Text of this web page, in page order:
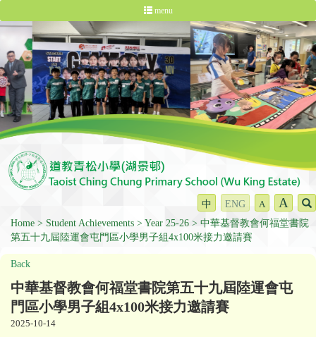
menu
中 ENG A A
Home Student Achievements Year 25-26
中華基督教會何福堂書院
第五十九屆陸運會屯門區小學男子組4x100米接力邀請賽
Back
中華基督教會何福堂書院第五十九屆陸運會屯
門區小學男子組4x100米接力邀請賽
2025-10-14